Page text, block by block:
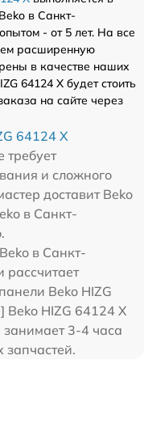
в Санкт-
- от 5 лет. На все
расширенную
в качестве наших
64124 X будет стоить
на сайте через
64124 X
требует
и сложного
доставит Beko
в Санкт-
в Санкт-
рассчитает
Beko HIZG
Beko HIZG 64124 X
занимает 3-4 часа